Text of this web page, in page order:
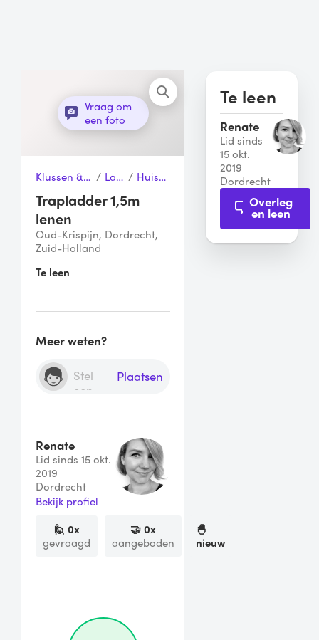
Vraag om
een foto
Klussen & Gereedschap / Ladders / Huishoudtrap
Trapladder 1,5m
lenen
Oud-Krispijn, Dordrecht,
Zuid-Holland
Te leen
Meer weten?
Plaatsen
Renate
Lid sinds 15 okt.
2019
Dordrecht
Bekijk profiel
🙋 0x
gevraagd
🤝0x
aangeboden
🐣
nieuw
Te leen
Renate
Lid sinds
15 okt.
2019
Dordrecht
Overleg
en leen